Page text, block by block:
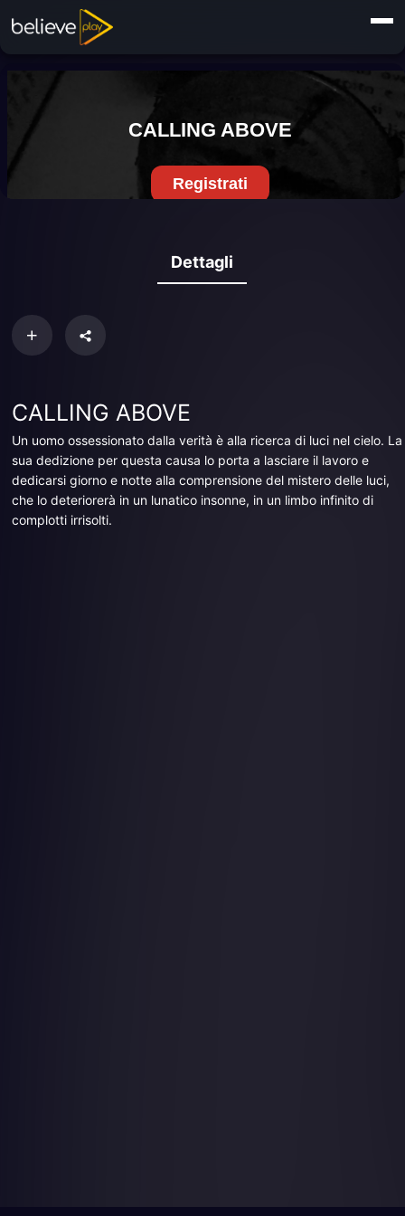
Dettagli
CALLING ABOVE
Un uomo ossessionato dalla verità è alla ricerca di luci nel cielo. La
sua dedizione per questa causa lo porta a lasciare il lavoro e
dedicarsi giorno e notte alla comprensione del mistero delle luci,
che lo deteriorerà in un lunatico insonne, in un limbo infinito di
complotti irrisolti.